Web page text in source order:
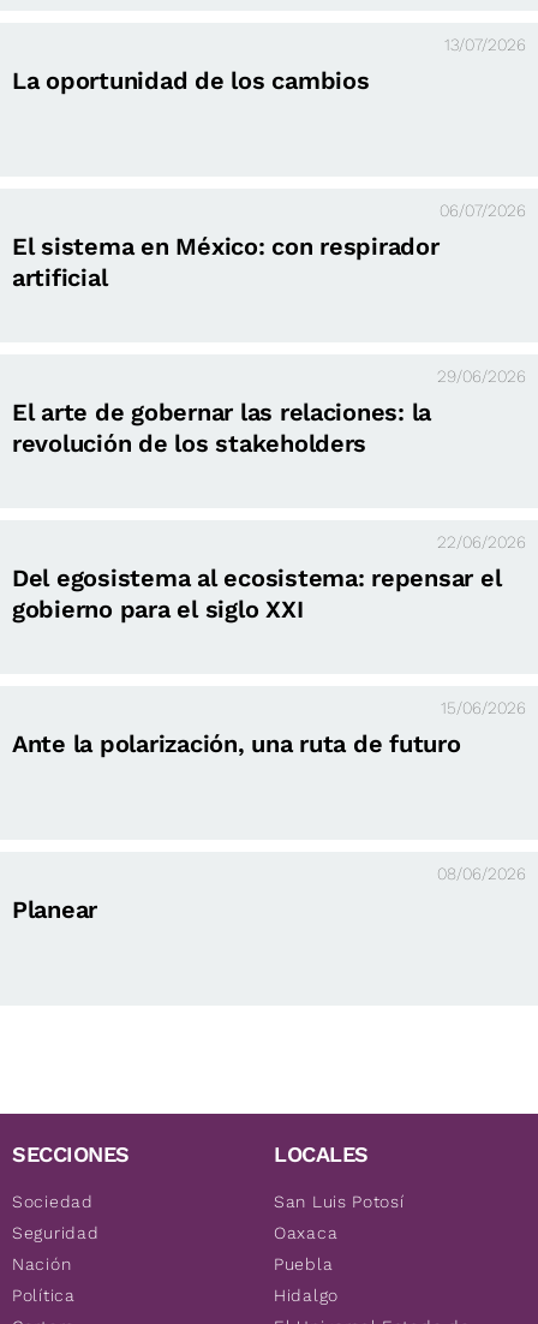
13/07/2026
La oportunidad de los cambios
06/07/2026
El sistema en México: con respirador
artificial
29/06/2026
El arte de gobernar las relaciones: la
revolución de los stakeholders
22/06/2026
Del egosistema al ecosistema: repensar el
gobierno para el siglo XXI
15/06/2026
Ante la polarización, una ruta de futuro
08/06/2026
Planear
SECCIONES
Sociedad
Seguridad
Nación
Política
LOCALES
San Luis Potosí
Oaxaca
Puebla
Hidalgo